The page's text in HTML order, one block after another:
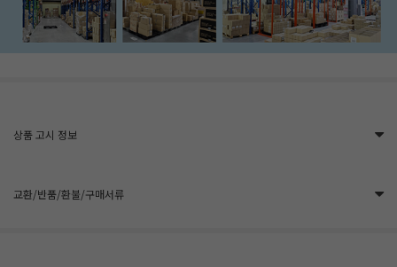
상품 고시 정보
교환/반품/환불/구매서류